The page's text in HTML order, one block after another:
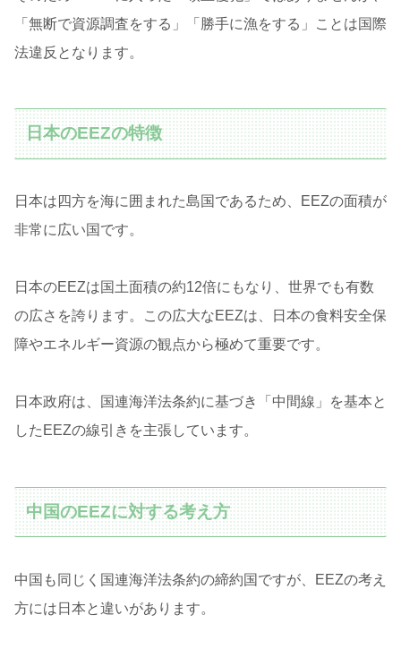
「無断で資源調査をする」「勝手に漁をする」ことは国際
法違反となります。
日本のEEZの特徴
日本は四方を海に囲まれた島国であるため、EEZの面積が
非常に広い国です。
日本のEEZは国土面積の約12倍にもなり、世界でも有数
の広さを誇ります。この広大なEEZは、日本の食料安全保
障やエネルギー資源の観点から極めて重要です。
日本政府は、国連海洋法条約に基づき「中間線」を基本と
したEEZの線引きを主張しています。
中国のEEZに対する考え方
中国も同じく国連海洋法条約の締約国ですが、EEZの考え
方には日本と違いがあります。